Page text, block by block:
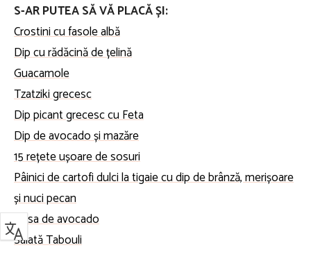
S-AR PUTEA SĂ VĂ PLACĂ ȘI:
Crostini cu fasole albă
Dip cu rădăcină de țelină
Guacamole
Tzatziki grecesc
Dip picant grecesc cu Feta
Dip de avocado și mazăre
15 rețete ușoare de sosuri
Pâinici de cartofi dulci la tigaie cu dip de brânză, merișoare
și nuci pecan
Salsa de avocado
Salată Tabouli